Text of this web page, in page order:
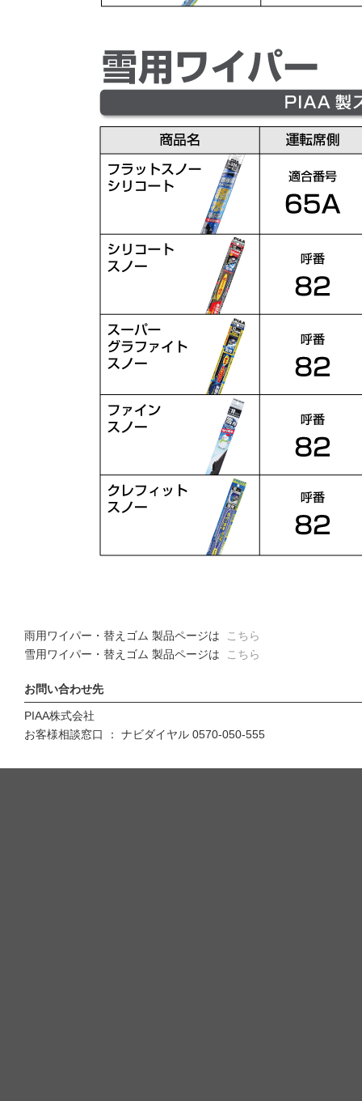
雨用ワイパー・替えゴム 製品ページは
こちら
雪用ワイパー・替えゴム 製品ページは
こちら
お問い合わせ先
PIAA株式会社
お客様相談窓口 ： ナビダイヤル 0570-050-555